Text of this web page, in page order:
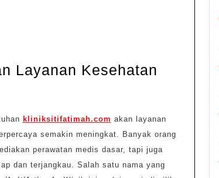
Layanan Kesehatan
kliniksitifatimah.com akan layanan
semakin meningkat. Banyak orang
perawatan medis dasar, tapi juga
dan terjangkau. Salah satu nama yang